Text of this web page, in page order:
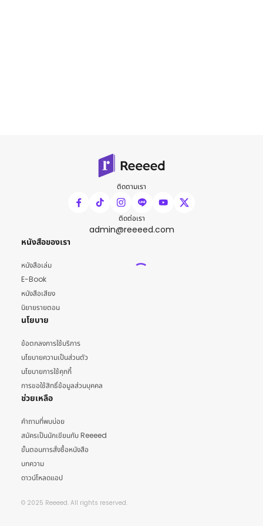
ติดตามเรา
ติดต่อเรา
admin@reeeed.com
หนังสือของเรา
หนังสือเล่ม
E-Book
หนังสือเสียง
นิยายรายตอน
นโยบาย
ข้อตกลงการใช้บริการ
นโยบายความเป็นส่วนตัว
นโยบายการใช้คุกกี้
การขอใช้สิทธิ์ข้อมูลส่วนบุคคล
ช่วยเหลือ
คำถามที่พบบ่อย
สมัครเป็นนักเขียนกับ Reeeed
ขั้นตอนการสั่งซื้อหนังสือ
บทความ
ดาวน์โหลดแอป
© 2025 Reeeed. All rights reserved.